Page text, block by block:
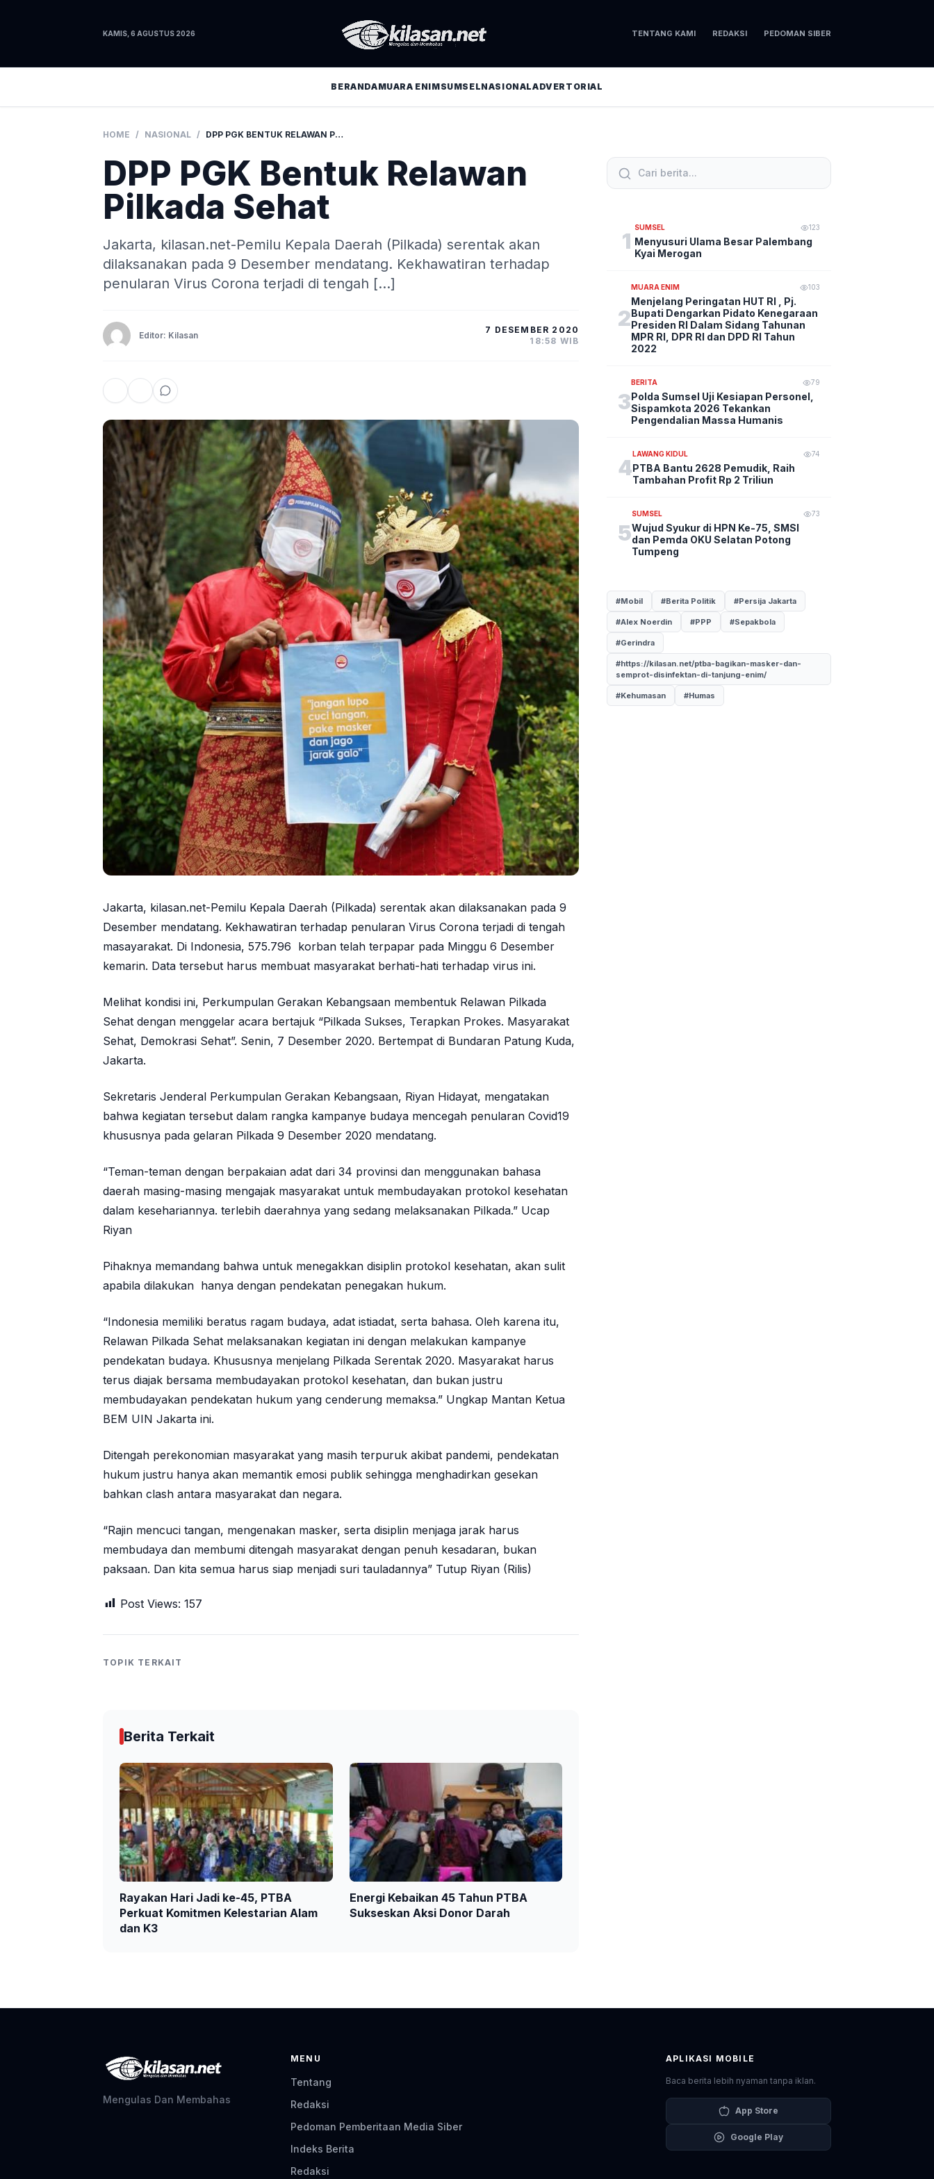
KAMIS, 6 AGUSTUS 2026 TENTANG KAMI REDAKSI PEDOMAN SIBER
BERANDAMUARA ENIMSUMSELNASIONALADVERTORIAL
HOME / NASIONAL / DPP PGK BENTUK RELAWAN PILKADA SEHAT
DPP PGK Bentuk Relawan
Pilkada Sehat
Jakarta, kilasan.net-Pemilu Kepala Daerah (Pilkada) serentak akan
dilaksanakan pada 9 Desember mendatang. Kekhawatiran terhadap
penularan Virus Corona terjadi di tengah […]
Editor: Kilasan
7 DESEMBER 2020
18:58 WIB
Jakarta, kilasan.net-Pemilu Kepala Daerah (Pilkada) serentak akan dilaksanakan pada 9
Desember mendatang. Kekhawatiran terhadap penularan Virus Corona terjadi di tengah
masayarakat. Di Indonesia, 575.796 korban telah terpapar pada Minggu 6 Desember
kemarin. Data tersebut harus membuat masyarakat berhati-hati terhadap virus ini.
Melihat kondisi ini, Perkumpulan Gerakan Kebangsaan membentuk Relawan Pilkada
Sehat dengan menggelar acara bertajuk “Pilkada Sukses, Terapkan Prokes. Masyarakat
Sehat, Demokrasi Sehat”. Senin, 7 Desember 2020. Bertempat di Bundaran Patung Kuda,
Jakarta.
Sekretaris Jenderal Perkumpulan Gerakan Kebangsaan, Riyan Hidayat, mengatakan
bahwa kegiatan tersebut dalam rangka kampanye budaya mencegah penularan Covid19
khususnya pada gelaran Pilkada 9 Desember 2020 mendatang.
“Teman-teman dengan berpakaian adat dari 34 provinsi dan menggunakan bahasa
daerah masing-masing mengajak masyarakat untuk membudayakan protokol kesehatan
dalam kesehariannya. terlebih daerahnya yang sedang melaksanakan Pilkada.” Ucap
Riyan
Pihaknya memandang bahwa untuk menegakkan disiplin protokol kesehatan, akan sulit
apabila dilakukan hanya dengan pendekatan penegakan hukum.
“Indonesia memiliki beratus ragam budaya, adat istiadat, serta bahasa. Oleh karena itu,
Relawan Pilkada Sehat melaksanakan kegiatan ini dengan melakukan kampanye
pendekatan budaya. Khususnya menjelang Pilkada Serentak 2020. Masyarakat harus
terus diajak bersama membudayakan protokol kesehatan, dan bukan justru
membudayakan pendekatan hukum yang cenderung memaksa.” Ungkap Mantan Ketua
BEM UIN Jakarta ini.
Ditengah perekonomian masyarakat yang masih terpuruk akibat pandemi, pendekatan
hukum justru hanya akan memantik emosi publik sehingga menghadirkan gesekan
bahkan clash antara masyarakat dan negara.
“Rajin mencuci tangan, mengenakan masker, serta disiplin menjaga jarak harus
membudaya dan membumi ditengah masyarakat dengan penuh kesadaran, bukan
paksaan. Dan kita semua harus siap menjadi suri tauladannya” Tutup Riyan (Rilis)
Post Views: 157
TOPIK TERKAIT
Berita Terkait
Rayakan Hari Jadi ke-45, PTBA
Perkuat Komitmen Kelestarian Alam
dan K3
Energi Kebaikan 45 Tahun PTBA
Sukseskan Aksi Donor Darah
1
SUMSEL 123
Menyusuri Ulama Besar Palembang
Kyai Merogan
2
MUARA ENIM 103
Menjelang Peringatan HUT RI , Pj.
Bupati Dengarkan Pidato Kenegaraan
Presiden RI Dalam Sidang Tahunan
MPR RI, DPR RI dan DPD RI Tahun
2022
3
BERITA 79
Polda Sumsel Uji Kesiapan Personel,
Sispamkota 2026 Tekankan
Pengendalian Massa Humanis
4
LAWANG KIDUL 74
PTBA Bantu 2628 Pemudik, Raih
Tambahan Profit Rp 2 Triliun
5
SUMSEL 73
Wujud Syukur di HPN Ke-75, SMSI
dan Pemda OKU Selatan Potong
Tumpeng
#Mobil #Berita Politik #Persija Jakarta
#Alex Noerdin #PPP #Sepakbola
#Gerindra
#https://kilasan.net/ptba-bagikan-masker-dan-
semprot-disinfektan-di-tanjung-enim/
#Kehumasan #Humas
Mengulas Dan Membahas
MENU
Tentang
Redaksi
Pedoman Pemberitaan Media Siber
Indeks Berita
Redaksi
APLIKASI MOBILE
Baca berita lebih nyaman tanpa iklan.
App Store
Google Play